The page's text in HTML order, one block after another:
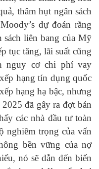
thâm hụt ngân sách
dự đoán rằng
sách liên bang của Mỹ
tục tăng, lãi suất cũng
nguy cơ chi phí vay
hạng tín dụng quốc
hạng hạ bậc, nhưng
đã gây ra đợt bán
các nhà đầu tư toàn
nghiêm trọng của vấn
bền vững của nợ
nó sẽ dẫn đến biến